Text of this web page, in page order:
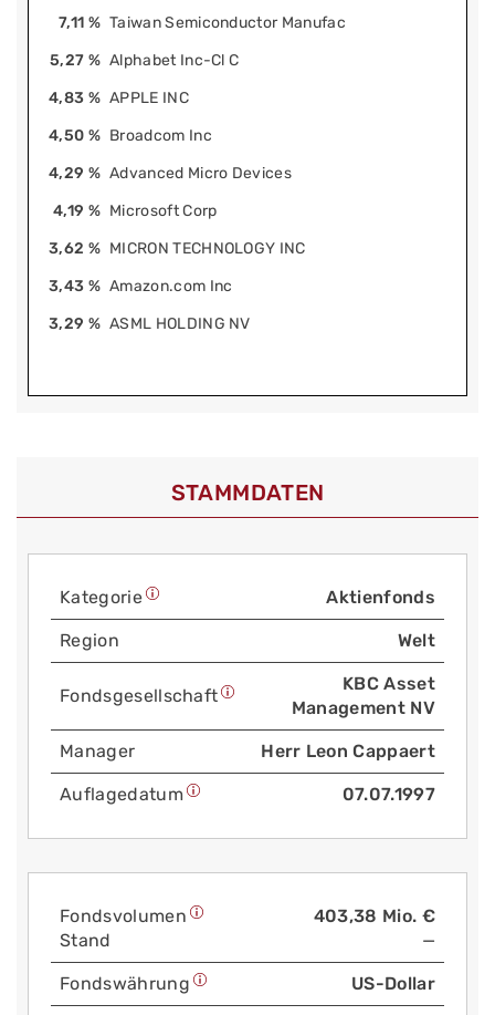
7,11 % Taiwan Semiconductor Manufac
5,27 % Alphabet Inc-Cl C
4,83 % APPLE INC
4,50 % Broadcom Inc
4,29 % Advanced Micro Devices
4,19 % Microsoft Corp
3,62 % MICRON TECHNOLOGY INC
3,43 % Amazon.com Inc
3,29 % ASML HOLDING NV
STAMMDATEN
Kategorie Aktienfonds
Region Welt
Fonds­gesellschaft
KBC Asset
Management NV
Manager Herr Leon Cappaert
Auflage­datum 07.07.1997
Fonds­volumen
Stand
403,38 Mio. €
—
Fonds­währung US-Dollar